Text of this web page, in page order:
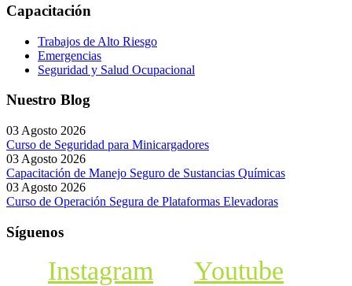
Capacitación
Trabajos de Alto Riesgo
Emergencias
Seguridad y Salud Ocupacional
Nuestro Blog
03 Agosto 2026
Curso de Seguridad para Minicargadores
03 Agosto 2026
Capacitación de Manejo Seguro de Sustancias Químicas
03 Agosto 2026
Curso de Operación Segura de Plataformas Elevadoras
Síguenos
Instagram
Youtube